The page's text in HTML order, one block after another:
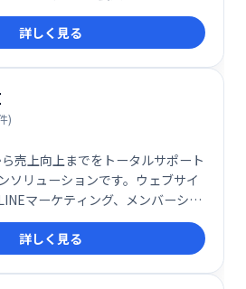
など、ビジネスに必要なツールが
30万人以上の起業家が利用し、そ
います。規模や目的に関わらず、
の成長を強力にサポートします。
用意していますので、ぜひお試し
詳しく見る
)
売上向上までをトータルサポート
ソリューションです。ウェブサイ
マーケティング、メンバーシッ
顧客情報管理、業務自動化など、
能を網羅。煩雑な作業を効率化
現します。集客や売上向上でお悩
ひUTAGEをご検討ください。
詳しく見る